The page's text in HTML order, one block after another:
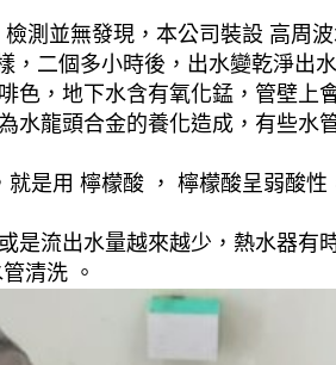
測並無發現，本公司裝設 高周
二個多小時後，出水變乾淨出
，地下水含有氧化錳，管壁上
龍頭合金的養化造成，有些水
是用 檸檬酸 ， 檸檬酸呈弱酸
流出水量越來越少，熱水器有
清洗 。